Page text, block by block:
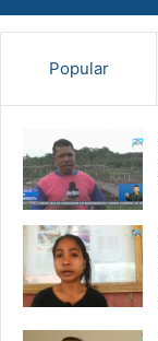
Popular